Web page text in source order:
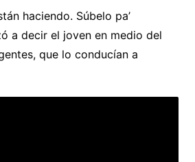
haciendo. Súbelo pa’
a decir el joven en medio del
que lo conducían a